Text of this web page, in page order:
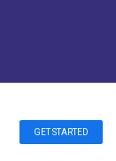
GET STARTED